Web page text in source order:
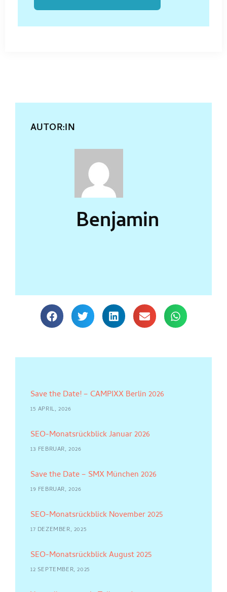
AUTOR:IN
Benjamin
Save the Date! – CAMPIXX Berlin 2026
15 APRIL, 2026
SEO-Monatsrückblick Januar 2026
13 FEBRUAR, 2026
Save the Date – SMX München 2026
19 FEBRUAR, 2026
SEO-Monatsrückblick November 2025
17 DEZEMBER, 2025
SEO-Monatsrückblick August 2025
12 SEPTEMBER, 2025